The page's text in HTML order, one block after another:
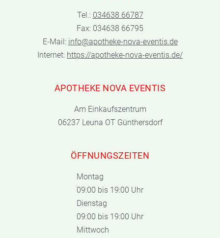
Tel.: 034638 66787
Fax: 034638 66795
E-Mail: info@apotheke-nova-eventis.de
Internet: https://apotheke-nova-eventis.de/
APOTHEKE NOVA EVENTIS
Am Einkaufszentrum
06237 Leuna OT Günthersdorf
ÖFFNUNGSZEITEN
Montag
09:00 bis 19:00 Uhr
Dienstag
09:00 bis 19:00 Uhr
Mittwoch